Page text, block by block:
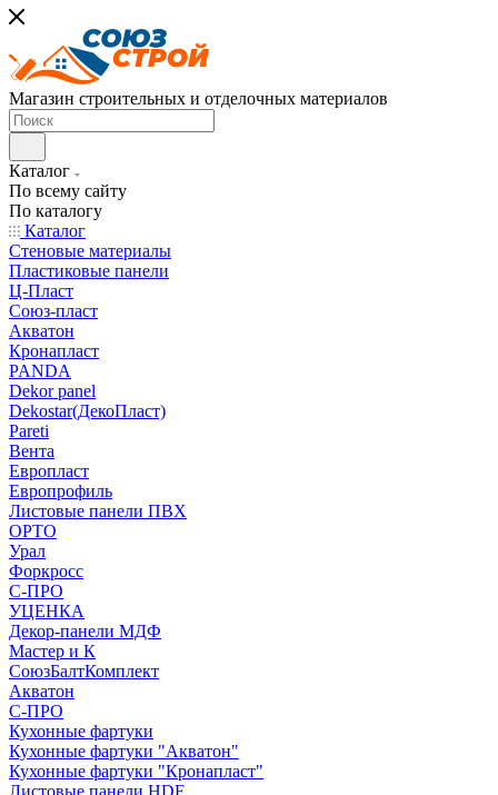
Магазин строительных и отделочных материалов
Каталог
По всему сайту
По каталогу
Каталог
Стеновые материалы
Пластиковые панели
Ц-Пласт
Союз-пласт
Акватон
Кронапласт
PANDA
Dekor panel
Dekostar(ДекоПласт)
Pareti
Вента
Европласт
Европрофиль
Листовые панели ПВХ
ОРТО
Урал
Форкросс
С-ПРО
УЦЕНКА
Декор-панели МДФ
Мастер и К
СоюзБалтКомплект
Акватон
С-ПРО
Кухонные фартуки
Кухонные фартуки "Акватон"
Кухонные фартуки "Кронапласт"
Листовые панели HDF